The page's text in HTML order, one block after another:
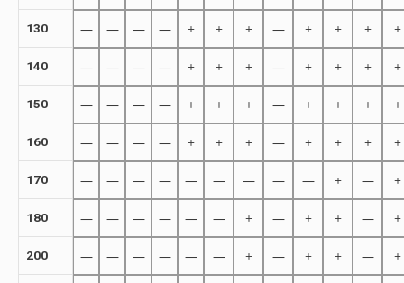
130 — — — — + + + — + + + +
140 — — — — + + + — + + + +
150 — — — — + + + — + + + +
160 — — — — + + + — + + + +
170 — — — — — — — — — + — +
180 — — — — — — + — + + — +
200 — — — — — — + — + + — +